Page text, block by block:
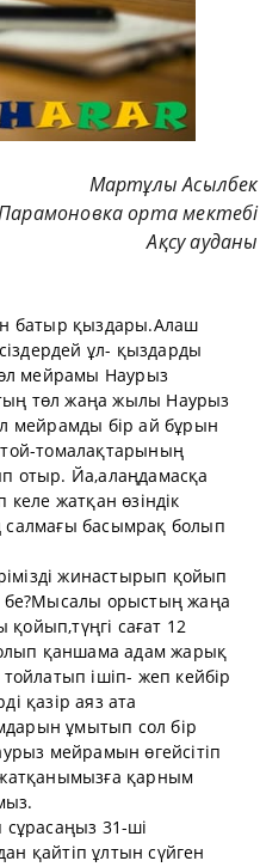
Мартұлы Асылбек
орта мектебі
Ақсу ауданы
батыр қыздары.Алаш
ұл- қыздарды
мейрамы Наурыз
төл жаңа жылы Наурыз
мейрамды бір ай бұрын
томалақтарының
отыр. Йа,алаңдамасқа
жатқан өзіндік
салмағы басымрақ болып
жинастырып қойып
бе?Мысалы орыстың жаңа
сағат 12
қаншама адам жарық
ішіп- жеп кейбір
қазір аяз ата
ұмытып сол бір
мейрамын өгейсітіп
қарным
31-ші
қайтіп ұлтын сүйген